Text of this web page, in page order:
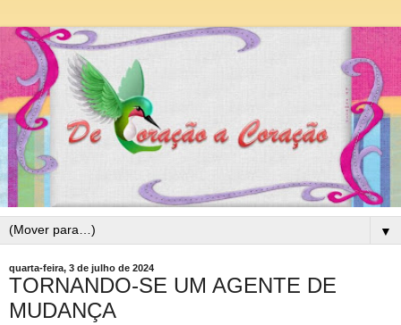
▼
quarta-feira, 3 de julho de 2024
TORNANDO-SE UM AGENTE DE
MUDANÇA